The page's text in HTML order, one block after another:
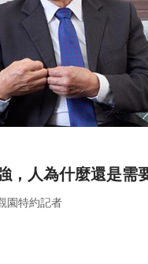
，人為什麼還是需
園特約記者